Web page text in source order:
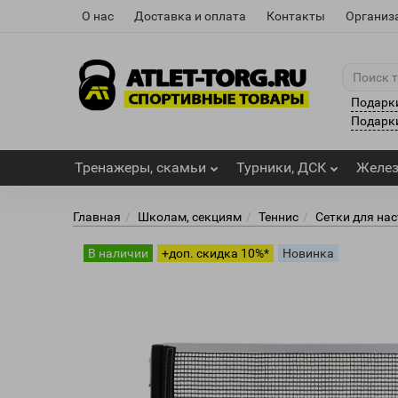
О нас Доставка и оплата Контакты
Тренажеры, скамьи Турники, ДСК
Главная Школам, секциям Теннис Сетки для
В наличии +доп. скидка 10%* Новинка